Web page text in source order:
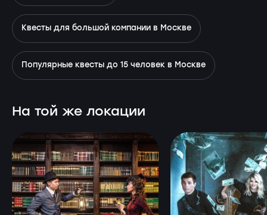
Квесты для большой компании в Москве
Популярные квесты до 15 человек в Москве
На той же локации